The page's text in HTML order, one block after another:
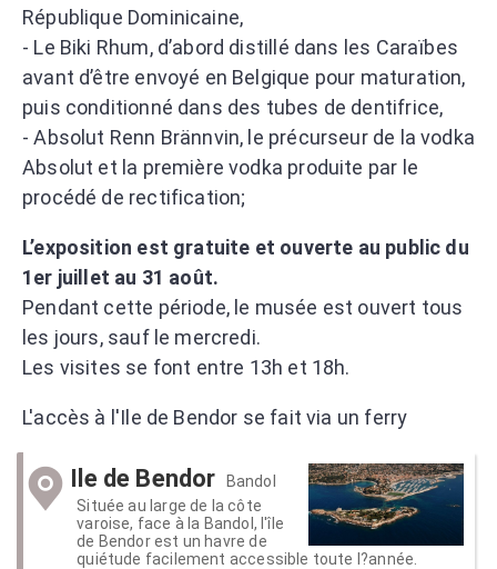
République Dominicaine,
- Le Biki Rhum, d’abord distillé dans les Caraïbes
avant d’être envoyé en Belgique pour maturation,
puis conditionné dans des tubes de dentifrice,
- Absolut Renn Brännvin, le précurseur de la vodka
Absolut et la première vodka produite par le
procédé de rectification;
L’exposition est gratuite et ouverte au public du
1er juillet au 31 août.
Pendant cette période, le musée est ouvert tous
les jours, sauf le mercredi.
Les visites se font entre 13h et 18h.
L'accès à l'Ile de Bendor se fait via un ferry
Ile de Bendor
Bandol
Située au large de la côte
varoise, face à la Bandol, l'île
de Bendor est un havre de
quiétude facilement accessible toute l?année.